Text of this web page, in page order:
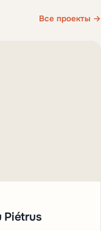
Все проекты →
Piétrus